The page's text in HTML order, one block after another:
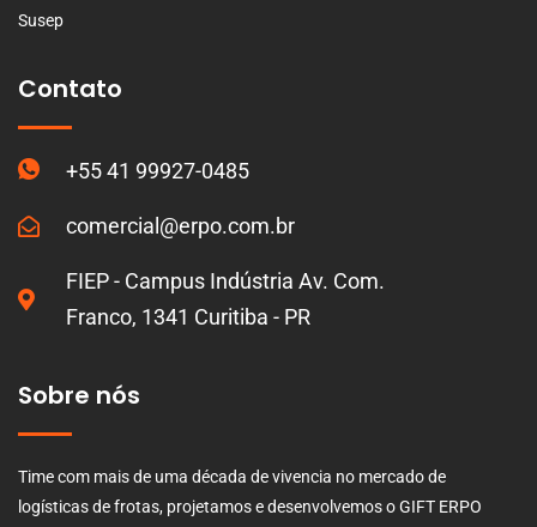
Susep
Contato
+55 41 99927-0485
comercial@erpo.com.br
FIEP - Campus Indústria Av. Com.
Franco, 1341 Curitiba - PR
Sobre nós
Time com mais de uma década de vivencia no mercado de
logísticas de frotas, projetamos e desenvolvemos o GIFT ERPO